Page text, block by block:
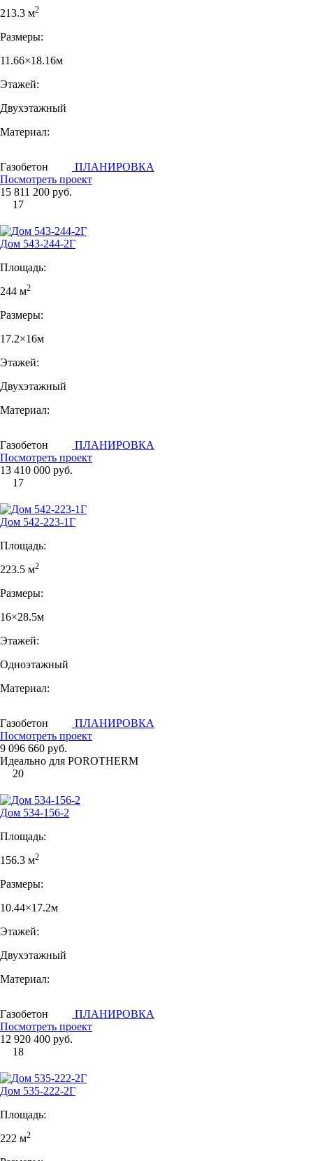
213.3 м2
Размеры:
11.66×18.16м
Этажей:
Двухэтажный
Материал:
Газобетон
ПЛАНИРОВКА
Посмотреть проект
15 811 200 руб.
17
Дом 543-244-2Г
Площадь:
244 м2
Размеры:
17.2×16м
Этажей:
Двухэтажный
Материал:
Газобетон
ПЛАНИРОВКА
Посмотреть проект
13 410 000 руб.
17
Дом 542-223-1Г
Площадь:
223.5 м2
Размеры:
16×28.5м
Этажей:
Одноэтажный
Материал:
Газобетон
ПЛАНИРОВКА
Посмотреть проект
9 096 660 руб.
Идеально для POROTHERM
20
Дом 534-156-2
Площадь:
156.3 м2
Размеры:
10.44×17.2м
Этажей:
Двухэтажный
Материал:
Газобетон
ПЛАНИРОВКА
Посмотреть проект
12 920 400 руб.
18
Дом 535-222-2Г
Площадь:
222 м2